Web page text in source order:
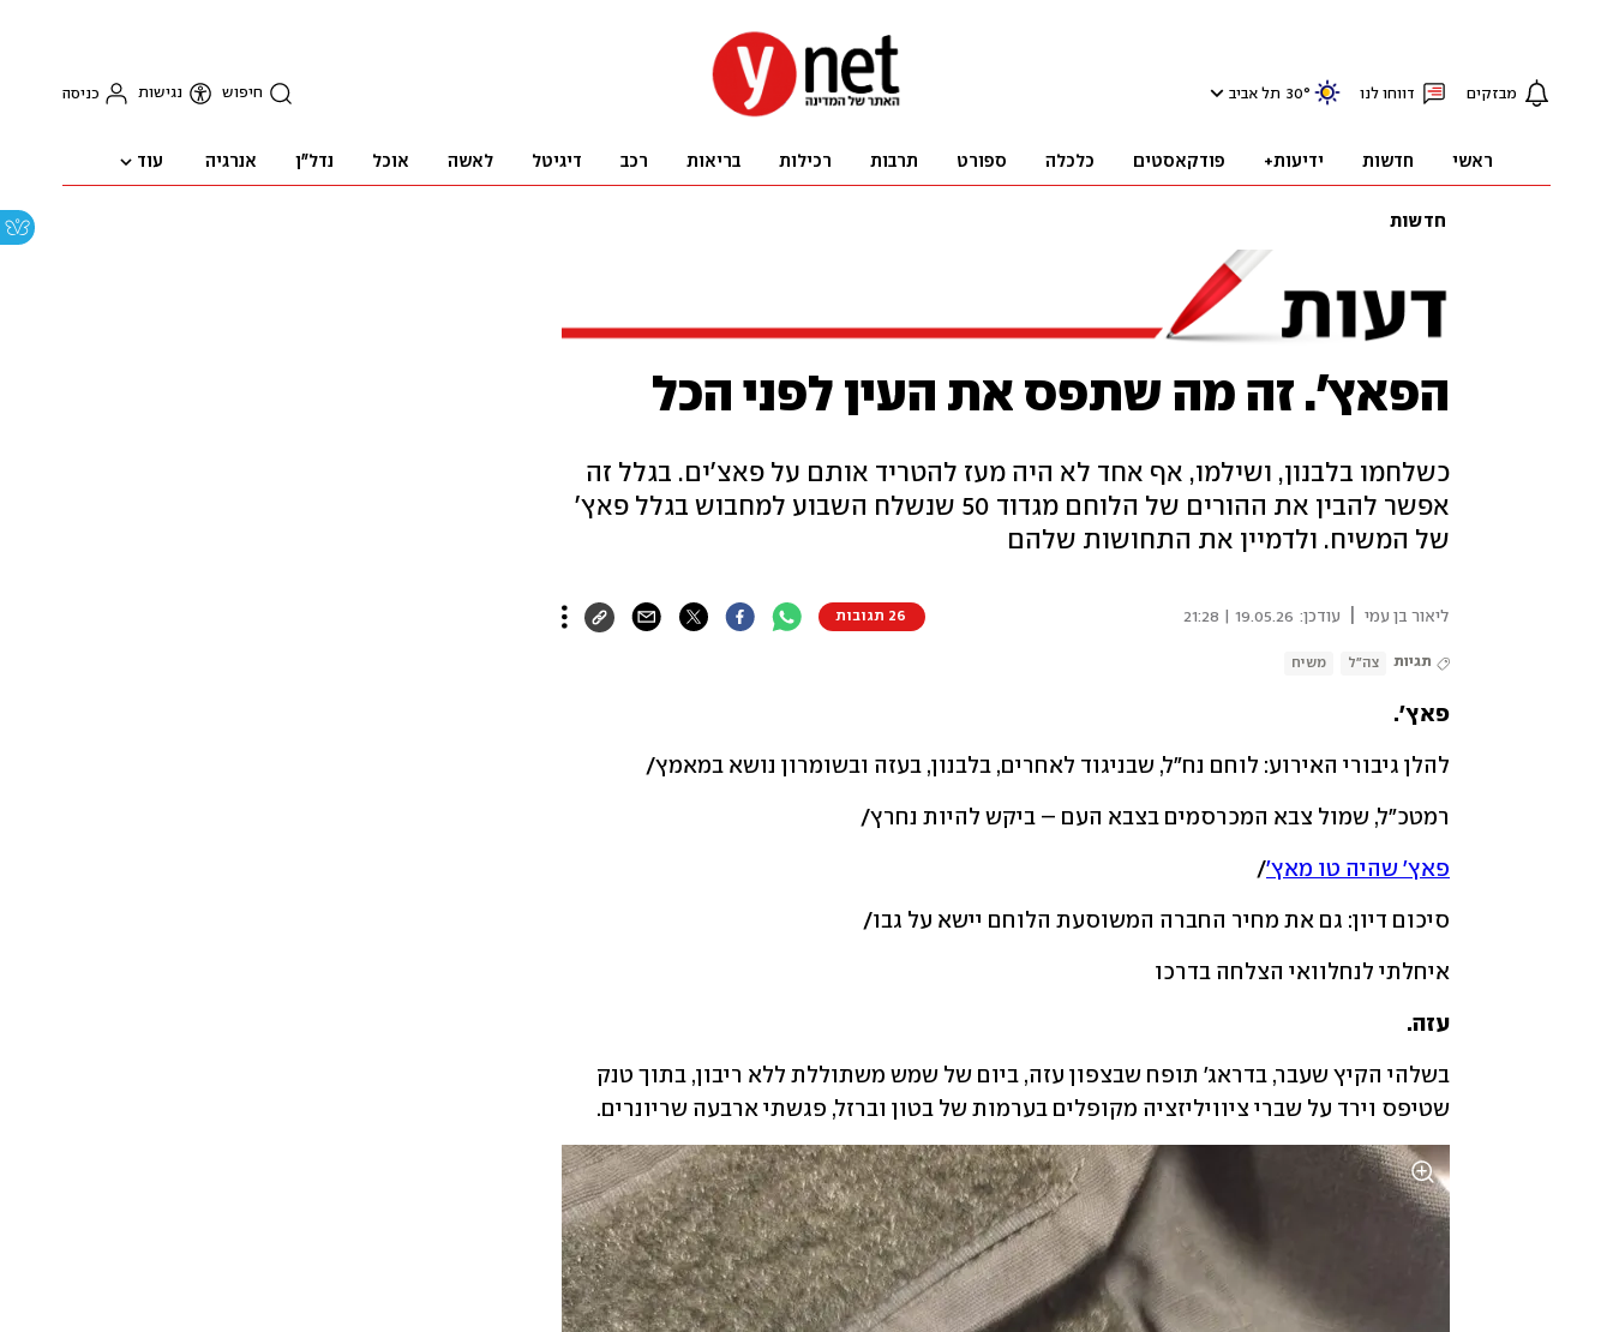
מבזקים דווחו לנו 30° תל אביב חיפוש נגישות כניסה
ראשי חדשות ידיעות+ פודקאסטים כלכלה ספורט תרבות רכילות בריאות רכב דיגיטל לאשה אוכל נדל"ן אנרגיה עוד
חדשות
הפאץ'. זה מה שתפס את העין לפני הכל
כשלחמו בלבנון, ושילמו, אף אחד לא היה מעז להטריד אותם על פאצ'ים. בגלל זה
אפשר להבין את ההורים של הלוחם מגדוד 50 שנשלח השבוע למחבוש בגלל פאץ'
של המשיח. ולדמיין את התחושות שלהם
ליאור בן עמי עודכן: 19.05.26 | 21:28 26 תגובות
תגיות צה"ל משיח
פאץ'.
להלן גיבורי האירוע: לוחם נח"ל, שבניגוד לאחרים, בלבנון, בעזה ובשומרון נושא במאמץ/
רמטכ"ל, שמול צבא המכרסמים בצבא העם – ביקש להיות נחרץ/
פאץ' שהיה טו מאץ'/
סיכום דיון: גם את מחיר החברה המשוסעת הלוחם יישא על גבו/
איחלתי לנחלוואי הצלחה בדרכו
עזה.
שטיפס וירד על שברי ציוויליזציה מקופלים בערמות של בטון וברזל, פגשתי ארבעה שריונרים.